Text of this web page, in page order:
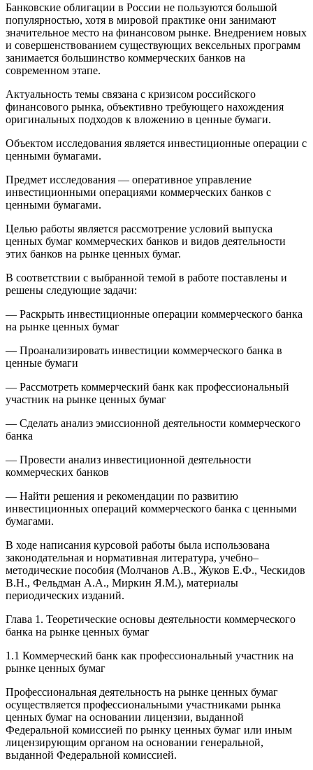
Банковские облигации в России не пользуются большой
популярностью, хотя в мировой практике они занимают
значительное место на финансовом рынке. Внедрением новых
и совершенствованием существующих вексельных программ
занимается большинство коммерческих банков на
современном этапе.
Актуальность темы связана с кризисом российского
финансового рынка, объективно требующего нахождения
оригинальных подходов к вложению в ценные бумаги.
Объектом исследования является инвестиционные операции с
ценными бумагами.
Предмет исследования — оперативное управление
инвестиционными операциями коммерческих банков с
ценными бумагами.
Целью работы является рассмотрение условий выпуска
ценных бумаг коммерческих банков и видов деятельности
этих банков на рынке ценных бумаг.
В соответствии с выбранной темой в работе поставлены и
решены следующие задачи:
— Раскрыть инвестиционные операции коммерческого банка
на рынке ценных бумаг
— Проанализировать инвестиции коммерческого банка в
ценные бумаги
— Рассмотреть коммерческий банк как профессиональный
участник на рынке ценных бумаг
— Сделать анализ эмиссионной деятельности коммерческого
банка
— Провести анализ инвестиционной деятельности
коммерческих банков
— Найти решения и рекомендации по развитию
инвестиционных операций коммерческого банка с ценными
бумагами.
В ходе написания курсовой работы была использована
законодательная и нормативная литература, учебно–
методические пособия (Молчанов А.В., Жуков Е.Ф., Ческидов
В.Н., Фельдман А.А., Миркин Я.М.), материалы
периодических изданий.
Глава 1. Теоретические основы деятельности коммерческого
банка на рынке ценных бумаг
1.1 Коммерческий банк как профессиональный участник на
рынке ценных бумаг
Профессиональная деятельность на рынке ценных бумаг
осуществляется профессиональными участниками рынка
ценных бумаг на основании лицензии, выданной
Федеральной комиссией по рынку ценных бумаг или иным
лицензирующим органом на основании генеральной,
выданной Федеральной комиссией.